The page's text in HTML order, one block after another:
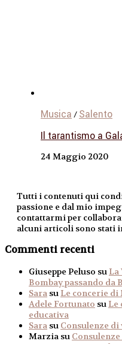
Musica / Salento
Il tarantismo a
24 Maggio 2020
Tutti i contenuti qui
passione e dal mio
contattarmi per
alcuni articoli sono stati
Commenti recenti
Giuseppe Peluso suLa
Bombay passando da
Sara suLe concerie di
Adele Fortunato suLe
educativa
Sara su Consulenze
Marzia su